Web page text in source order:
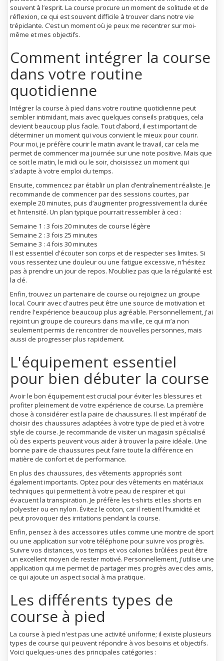
souvent à l’esprit. La course procure un moment de solitude et de
réflexion, ce qui est souvent difficile à trouver dans notre vie
trépidante. C’est un moment où je peux me recentrer sur moi-
même et mes objectifs.
Comment intégrer la course
dans votre routine
quotidienne
Intégrer la course à pied dans votre routine quotidienne peut
sembler intimidant, mais avec quelques conseils pratiques, cela
devient beaucoup plus facile. Tout d’abord, il est important de
déterminer un moment qui vous convient le mieux pour courir.
Pour moi, je préfère courir le matin avant le travail, car cela me
permet de commencer ma journée sur une note positive. Mais que
ce soit le matin, le midi ou le soir, choisissez un moment qui
s’adapte à votre emploi du temps.
Ensuite, commencez par établir un plan d’entraînement réaliste. Je
recommande de commencer par des sessions courtes, par
exemple 20 minutes, puis d’augmenter progressivement la durée
et l’intensité. Un plan typique pourrait ressembler à ceci :
Semaine 1 : 3 fois 20 minutes de course légère
Semaine 2 : 3 fois 25 minutes
Semaine 3 : 4 fois 30 minutes
Il est essentiel d'écouter son corps et de respecter ses limites. Si
vous ressentez une douleur ou une fatigue excessive, n'hésitez
pas à prendre un jour de repos. N’oubliez pas que la régularité est
la clé.
Enfin, trouvez un partenaire de course ou rejoignez un groupe
local. Courir avec d'autres peut être une source de motivation et
rendre l'expérience beaucoup plus agréable. Personnellement, j'ai
rejoint un groupe de coureurs dans ma ville, ce qui m’a non
seulement permis de rencontrer de nouvelles personnes, mais
aussi de progresser plus rapidement.
L'équipement essentiel
pour bien débuter la course
Avoir le bon équipement est crucial pour éviter les blessures et
profiter pleinement de votre expérience de course. La première
chose à considérer est la paire de chaussures. Il est impératif de
choisir des chaussures adaptées à votre type de pied et à votre
style de course. Je recommande de visiter un magasin spécialisé
où des experts peuvent vous aider à trouver la paire idéale. Une
bonne paire de chaussures peut faire toute la différence en
matière de confort et de performance.
En plus des chaussures, des vêtements appropriés sont
également importants. Optez pour des vêtements en matériaux
techniques qui permettent à votre peau de respirer et qui
évacuent la transpiration. Je préfère les t-shirts et les shorts en
polyester ou en nylon. Évitez le coton, car il retient l'humidité et
peut provoquer des irritations pendant la course.
Enfin, pensez à des accessoires utiles comme une montre de sport
ou une application sur votre téléphone pour suivre vos progrès.
Suivre vos distances, vos temps et vos calories brûlées peut être
un excellent moyen de rester motivé. Personnellement, j'utilise une
application qui me permet de partager mes progrès avec des amis,
ce qui ajoute un aspect social à ma pratique.
Les différents types de
course à pied
La course à pied n'est pas une activité uniforme; il existe plusieurs
types de course qui peuvent répondre à vos besoins et objectifs.
Voici quelques-unes des principales catégories :